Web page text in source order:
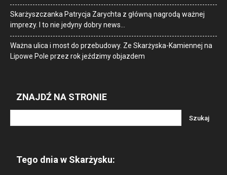
Skarżyszczanka Patrycja Zarychta z główną nagrodą ważnej
imprezy. I to nie jedyny dobry news…
Ważna ulica i most do przebudowy. Ze Skarżyska-Kamiennej na
Lipowe Pole przez rok jeździmy objazdem
ZNAJDŹ NA STRONIE
Tego dnia w Skarżysku: